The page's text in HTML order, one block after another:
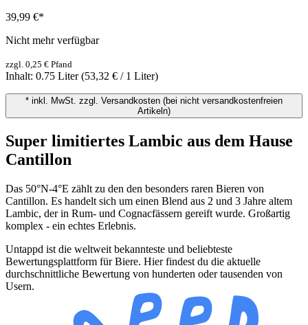
39,99 €*
Nicht mehr verfügbar
zzgl. 0,25 € Pfand
Inhalt: 0.75 Liter(53,32 € / 1 Liter)
* inkl. MwSt. zzgl. Versandkosten (bei nicht versandkostenfreien
Artikeln)
Super limitiertes Lambic aus dem Hause
Cantillon
Das 50°N-4°E zählt zu den den besonders raren Bieren von
Cantillon. Es handelt sich um einen Blend aus 2 und 3 Jahre altem
Lambic, der in Rum- und Cognacfässern gereift wurde. Großartig
komplex - ein echtes Erlebnis.
Untappd ist die weltweit bekannteste und beliebteste
Bewertungsplattform für Biere. Hier findest du die aktuelle
durchschnittliche Bewertung von hunderten oder tausenden von
Usern.